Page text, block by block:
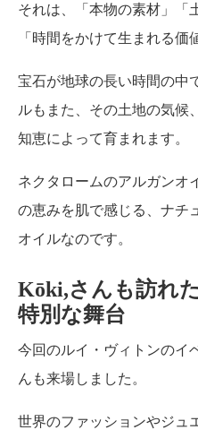
それは、「本物の素材」「
「時間をかけて生まれる価
宝石が地球の長い時間の中
ルもまた、その土地の気候
知恵によって育まれます。
ネクタロームのアルガンオ
の恵みを肌で感じる、ナチ
オイルなのです。
Kōki,さんも訪れ
特別な舞台
今回のルイ・ヴィトンのイ
んも来場しました。
世界のファッションやジュ